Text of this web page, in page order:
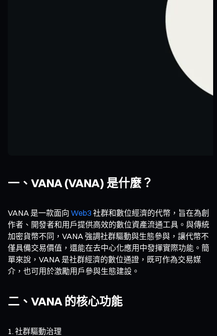
一、VANA (VANA) 是什麼？
VANA 是一款面向 Web3 社群和數位經濟的代幣，旨在為創
作者、開發者和用戶提供高效的數位資產流通工具。與傳統
加密貨幣不同，VANA 強調社群驅動與生態參與，讓代幣不
僅具備交易價值，還能在去中心化應用中發揮實際功能。簡
單來說，VANA 是社群經濟的數位通證，既可作為交易媒
介，也可用於激勵用戶參與生態建設。
二、VANA 的核心功能
社群驅動治理